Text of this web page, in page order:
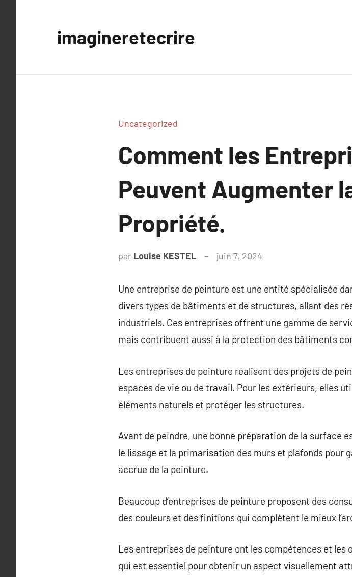
imagineretecrire
Uncategorized
Comment les
Peuvent Augmenter
Propriété.
par Louise KESTEL juin 7, 2024
Une entreprise de peinture est une entité spécialisée
divers types de bâtiments et de structures, allant des
industriels. Ces entreprises offrent une gamme de
mais contribuent aussi à la protection des bâtiments
Les entreprises de peinture réalisent des projets de
espaces de vie ou de travail. Pour les extérieurs, elles
éléments naturels et protéger les structures.
Avant de peindre, une bonne préparation de la surface
le lissage et la primarisation des murs et plafonds pour
accrue de la peinture.
Beaucoup d’entreprises de peinture proposent des
des couleurs et des finitions qui complètent le mieux
Les entreprises de peinture ont les compétences et
qui est essentiel pour obtenir un aspect visuellement